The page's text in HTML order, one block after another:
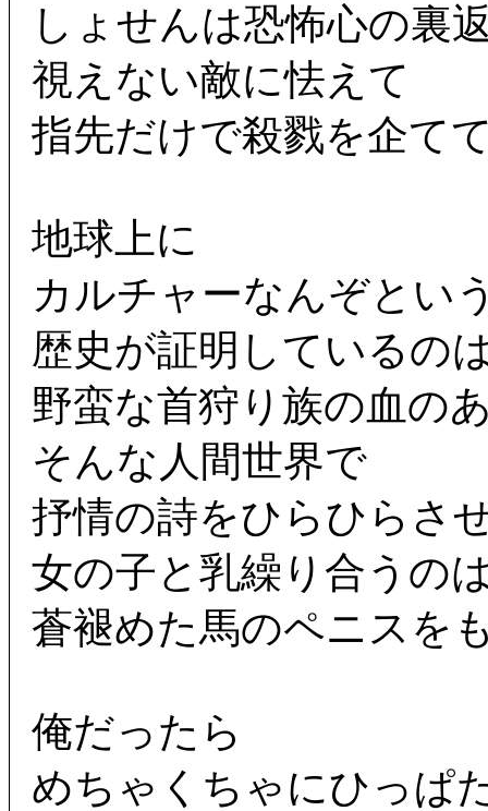
しょせんは恐怖心の裏
視えない敵に怯えて
指先だけで殺戮を企て
地球上に
カルチャーなんぞとい
歴史が証明しているの
野蛮な首狩り族の血の
そんな人間世界で
抒情の詩をひらひらさ
女の子と乳繰り合うの
蒼褪めた馬のペニスを
俺だったら
めちゃくちゃにひっぱ